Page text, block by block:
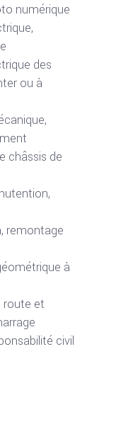
numérique
des
ou à
châssis de
remontage
à
route et
civil